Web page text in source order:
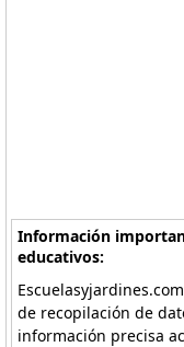
Información
educativos:
de recopilación de
información precisa